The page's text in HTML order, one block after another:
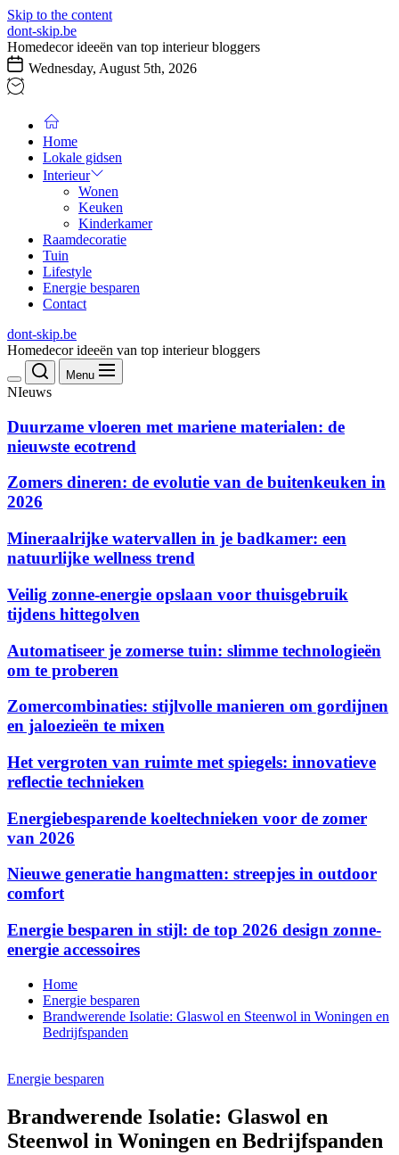
Skip to the content
dont-skip.be
Homedecor ideeën van top interieur bloggers
Wednesday, August 5th, 2026
Home
Lokale gidsen
Interieur
Wonen
Keuken
Kinderkamer
Raamdecoratie
Tuin
Lifestyle
Energie besparen
Contact
dont-skip.be
Homedecor ideeën van top interieur bloggers
Menu
NIeuws
Duurzame vloeren met mariene materialen: de
nieuwste ecotrend
Zomers dineren: de evolutie van de buitenkeuken in
2026
Mineraalrijke watervallen in je badkamer: een
natuurlijke wellness trend
Veilig zonne-energie opslaan voor thuisgebruik
tijdens hittegolven
Automatiseer je zomerse tuin: slimme technologieën
om te proberen
Zomercombinaties: stijlvolle manieren om gordijnen
en jaloezieën te mixen
Het vergroten van ruimte met spiegels: innovatieve
reflectie technieken
Energiebesparende koeltechnieken voor de zomer
van 2026
Nieuwe generatie hangmatten: streepjes in outdoor
comfort
Energie besparen in stijl: de top 2026 design zonne-
energie accessoires
Home
Energie besparen
Brandwerende Isolatie: Glaswol en Steenwol in Woningen en
Bedrijfspanden
Energie besparen
Brandwerende Isolatie: Glaswol en
Steenwol in Woningen en Bedrijfspanden